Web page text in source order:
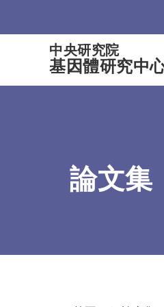
中央研究院
基因體研究中
論文集